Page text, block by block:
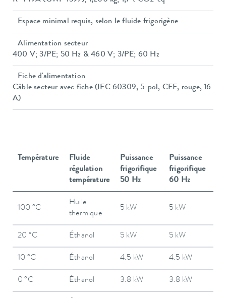
Espace minimal requis, selon le fluide frigorigène
Alimentation secteur
400 V; 3/PE; 50 Hz & 460 V; 3/PE; 60 Hz
Fiche d'alimentation
Câble secteur avec fiche (IEC 60309, 5-pol, CEE, rouge, 16
A)
Température
Fluide
régulation
température
Puissance
frigorifique
50 Hz
Puissance
frigorifique
60 Hz
100 °C
Huile
thermique
5 kW 5 kW
20 °C Éthanol 5 kW 5 kW
10 °C Éthanol 4.5 kW 4.5 kW
0 °C Éthanol 3.8 kW 3.8 kW